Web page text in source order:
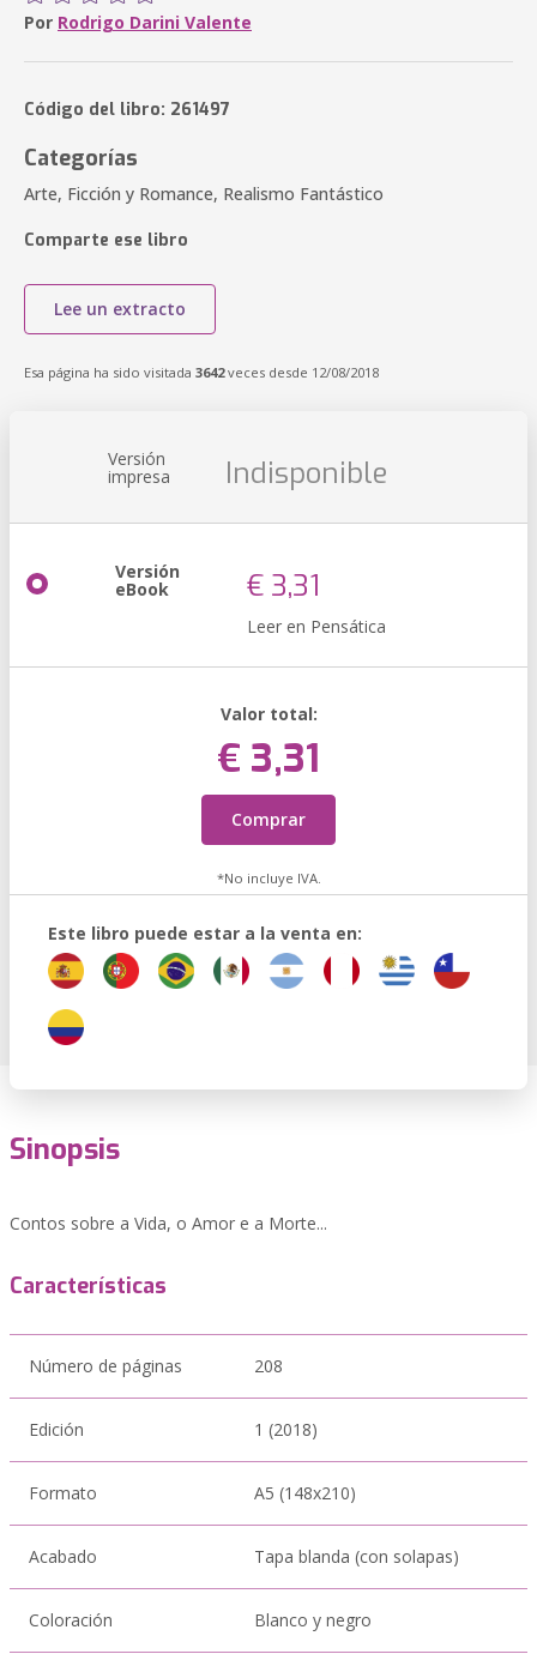
Por Rodrigo Darini Valente
Código del libro: 261497
Categorías
Arte, Ficción y Romance, Realismo Fantástico
Comparte ese libro
Lee un extracto
Esa página ha sido visitada 3642veces desde 12/08/2018
Versión
impresa Indisponible
Versión
eBook € 3,31
Leer en Pensática
Valor total:
€ 3,31
Comprar
*No incluye IVA.
Este libro puede estar a la venta en:
Sinopsis
Contos sobre a Vida, o Amor e a Morte...
Características
Número de páginas 208
Edición 1 (2018)
Formato A5 (148x210)
Acabado Tapa blanda (con solapas)
Coloración Blanco y negro